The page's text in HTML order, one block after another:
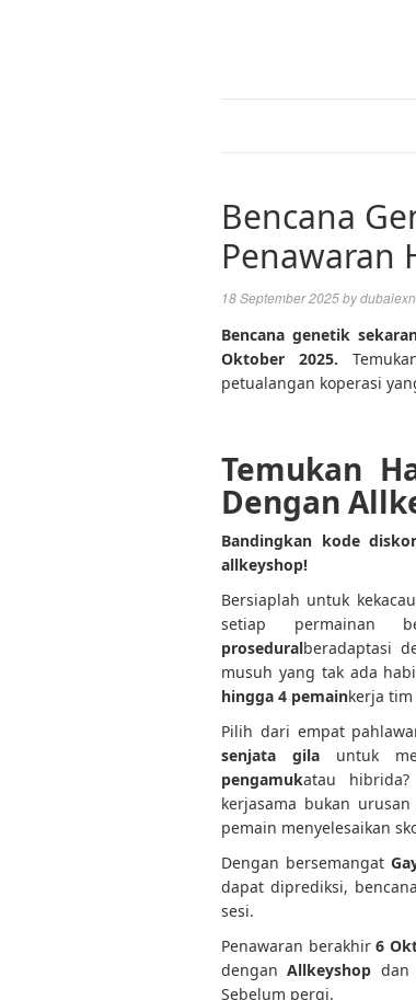
Bencana
Penawaran
18 September 2025by
Bencana genetik
Oktober 2025.
petualangan koperasi
Temukan
Dengan
Bandingkan kode
allkeyshop!
Bersiaplah untuk
setiap permainan
proseduralberadaptasi
musuh yang tak ada
hingga 4 pemainkerja
Pilih dari empat
senjata gilauntuk
pengamukatau
kerjasama bukan
pemain menyelesaikan
Dengan bersemangat
dapat diprediksi,
sesi.
Penawaran berakhir6
denganAllkeyshop dan
Sebelum pergi.